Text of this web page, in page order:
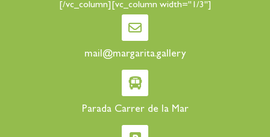
[/vc_column][vc_column width="1/3"]
mail@margarita.gallery
Parada Carrer de la Mar